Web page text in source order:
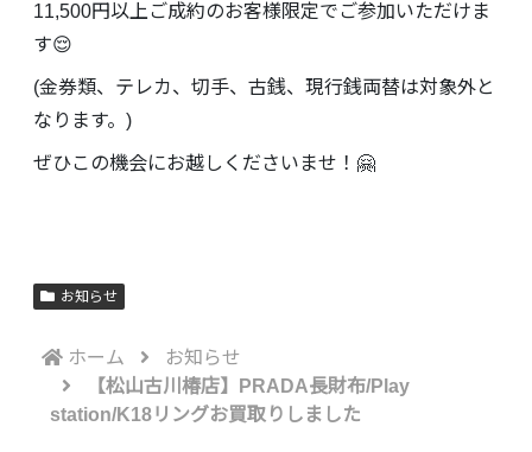
11,500円以上ご成約のお客様限定でご参加いただけま
す😌
(金券類、テレカ、切手、古銭、現行銭両替は対象外と
なります。)
ぜひこの機会にお越しくださいませ！🤗
お知らせ
ホーム
お知らせ
【松山古川椿店】PRADA長財布/Play
station/K18リングお買取りしました